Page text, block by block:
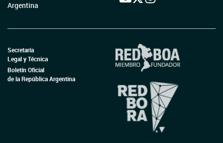
Argentina
Secretaría
Legal y Técnica
Boletín Oficial
de la República Argentina